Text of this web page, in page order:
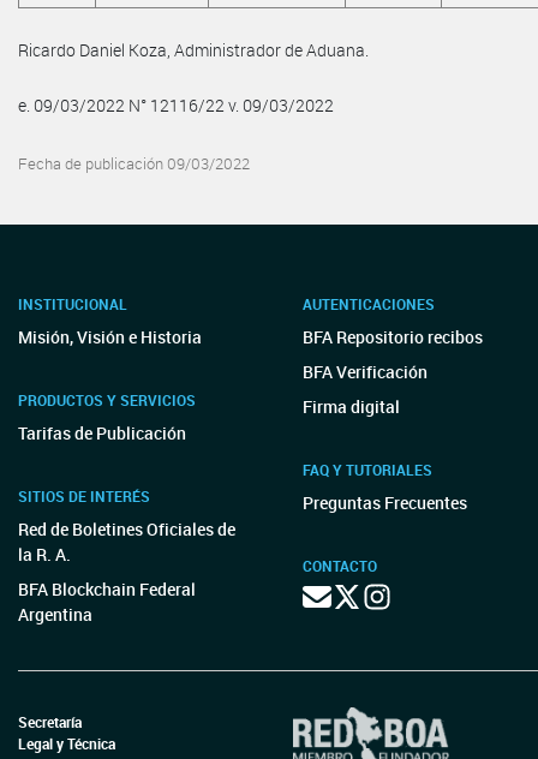
Ricardo Daniel Koza, Administrador de Aduana.
e. 09/03/2022 N° 12116/22 v. 09/03/2022
Fecha de publicación 09/03/2022
INSTITUCIONAL
Misión, Visión e Historia
PRODUCTOS Y SERVICIOS
Tarifas de Publicación
SITIOS DE INTERÉS
Red de Boletines Oficiales de
la R. A.
BFA Blockchain Federal
Argentina
AUTENTICACIONES
BFA Repositorio recibos
BFA Verificación
Firma digital
FAQ Y TUTORIALES
Preguntas Frecuentes
CONTACTO
Secretaría
Legal y Técnica